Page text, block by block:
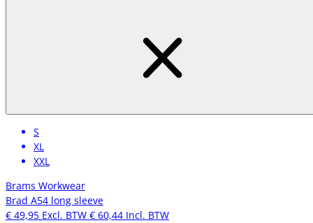
S
XL
XXL
Brams Workwear
Brad A54 long sleeve
€ 49,95 Excl. BTW € 60,44 Incl. BTW